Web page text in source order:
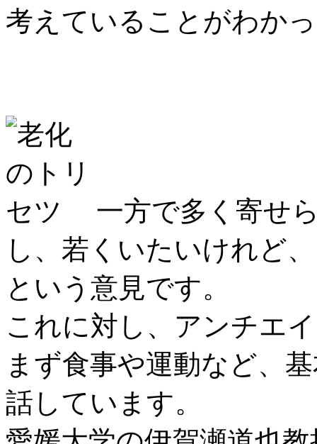
考えていることがわか
一方で多く寄せ
し、若くいたいけれど
という意見です。
これに対し、アンチエ
まず食事や運動など、
話しています。